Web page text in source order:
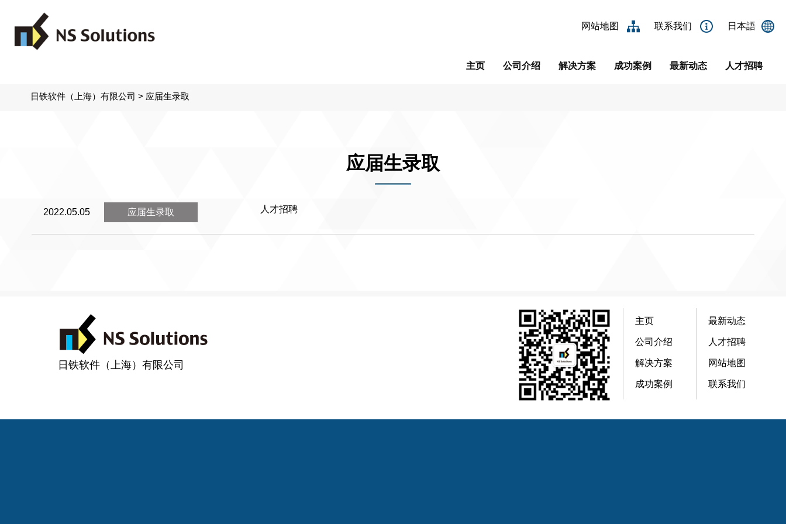
网站地图 联系我们 日本語
主页 公司介绍 解决方案 成功案例 最新动态 人才招聘
日铁软件（上海）有限公司 > 应届生录取
应届生录取
2022.05.05 应届生录取 人才招聘
日铁软件（上海）有限公司
主页
公司介绍
解决方案
成功案例
最新动态
人才招聘
网站地图
联系我们